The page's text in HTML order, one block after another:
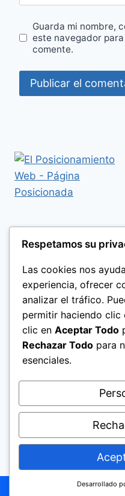
Guarda mi nombre,
este navegador
comente.
© 2026 El
Respetamos su
Las cookies nos
experiencia, ofrecer
analizar el tráfico.
permitir haciendo clic
clic en Aceptar Todo
Rechazar Todo para
esenciales.
Desarrollado